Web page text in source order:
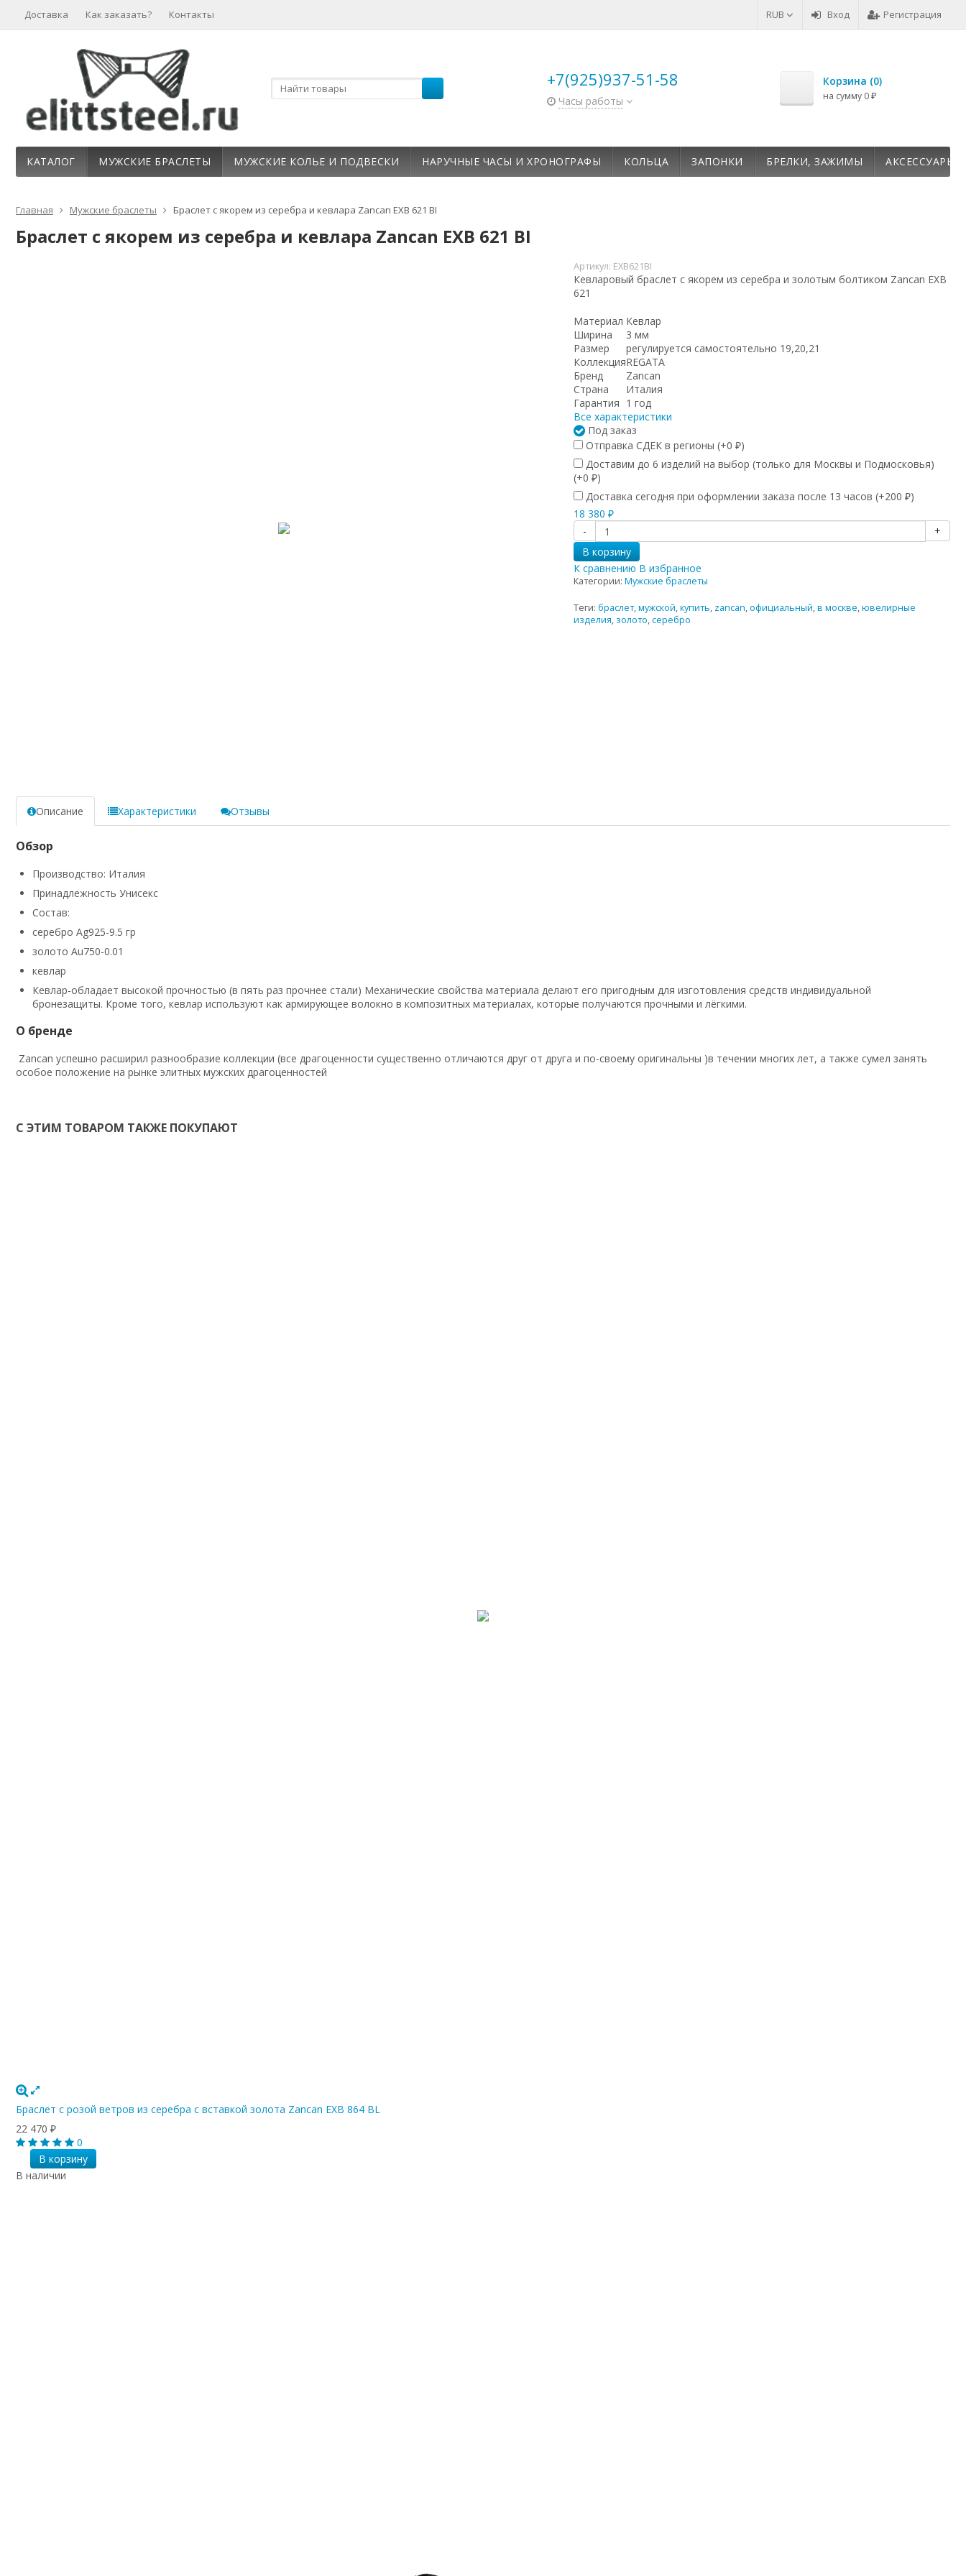
RUB Вход Регистрация
Доставка Как заказать? Контакты
+7(925)937-51-58
Часы работы
Корзина (0)
на сумму 0 ₽
КАТАЛОГ МУЖСКИЕ БРАСЛЕТЫ МУЖСКИЕ КОЛЬЕ И ПОДВЕСКИ НАРУЧНЫЕ ЧАСЫ И ХРОНОГРАФЫ КОЛЬЦА ЗАПОНКИ БРЕЛКИ, ЗАЖИМЫ АКСЕССУАРЫ
Главная Мужские браслеты Браслет с якорем из серебра и кевлара Zancan EXB 621 BI
Браслет с якорем из серебра и кевлара Zancan EXB 621 BI
Артикул: EXB621BI
Кевларовый браслет с якорем из серебра и золотым болтиком Zancan EXB
621
Материал Кевлар
Ширина
3 мм
Размер
регулируется самостоятельно 19,20,21
КоллекцияREGATA
Бренд
Zancan
Страна
Италия
Гарантия 1 год
Все характеристики
Под заказ
Отправка СДЕК в регионы (+0 ₽)
Доставим до 6 изделий на выбор (только для Москвы и Подмосковья)
(+0 ₽)
Доставка сегодня при оформлении заказа после 13 часов (+200 ₽)
18 380 ₽
-
+
В корзину
К сравнению В избранное
Категории: Мужские браслеты
Теги: браслет,мужской,купить, zancan,официальный,в москве,ювелирные
изделия, золото,серебро
Описание Характеристики Отзывы
Обзор
Производство: Италия
Принадлежность Унисекс
Состав:
серебро Ag925-9.5 гр
золото Au750-0.01
кевлар
Кевлар-обладает высокой прочностью (в пять раз прочнее стали) Механические свойства материала делают его пригодным для изготовления средств индивидуальной
бронезащиты. Кроме того, кевлар используют как армирующее волокно в композитных материалах, которые получаются прочными и лёгкими.
О бренде
Zancan успешно расширил разнообразие коллекции (все драгоценности существенно отличаются друг от друга и по-своему оригинальны )в течении многих лет, а также сумел занять
особое положение на рынке элитных мужских драгоценностей
С ЭТИМ ТОВАРОМ ТАКЖЕ ПОКУПАЮТ
Браслет с розой ветров из серебра с вставкой золота Zancan EXB 864 BL
22 470 ₽
0
В корзину
В наличии